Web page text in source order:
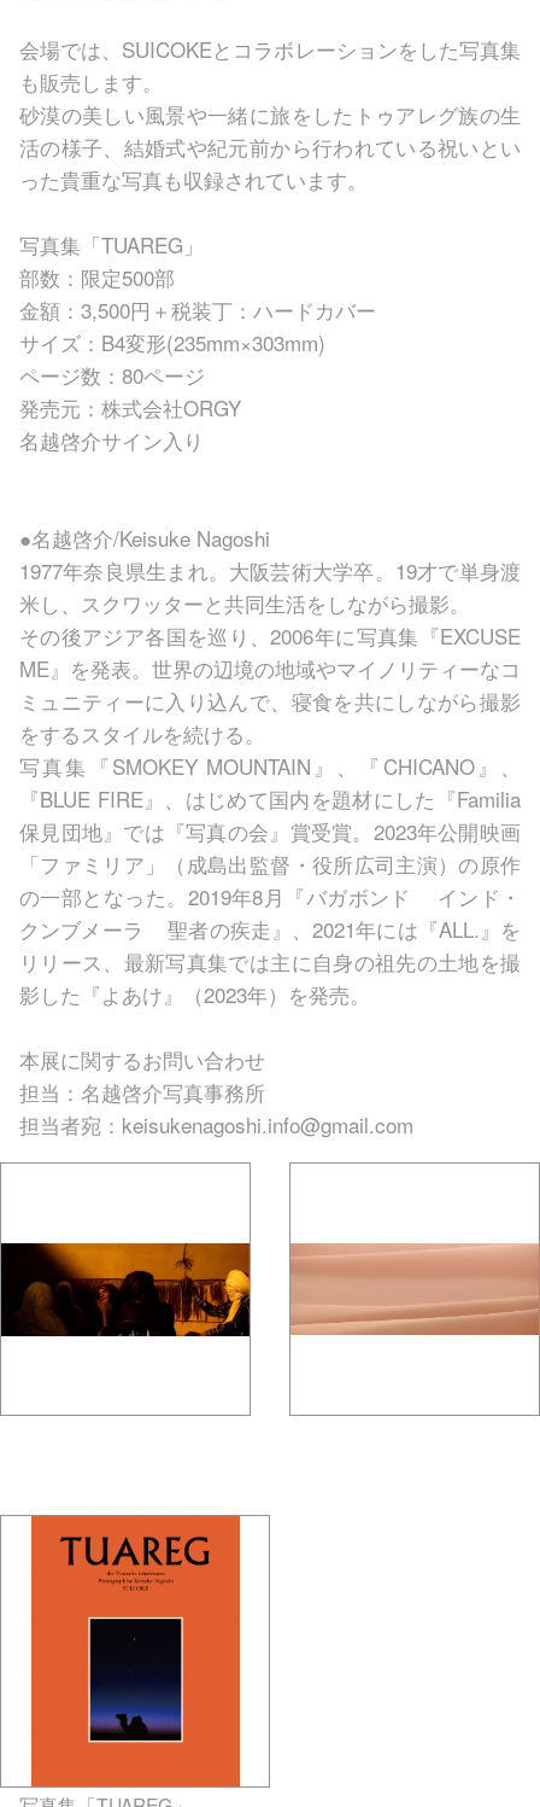
会場では、SUICOKEとコラボレーションをした写真集
も販売します。
砂漠の美しい風景や一緒に旅をしたトゥアレグ族の生
活の様子、結婚式や紀元前から行われている祝いとい
った貴重な写真も収録されています。
写真集「TUAREG」
部数：限定500部
⾦額：3,500円＋税装丁：ハードカバー
サイズ：B4変形(235mm×303mm)
ページ数：80ページ
発売元：株式会社ORGY
名越啓介サイン⼊り
●名越啓介/Keisuke Nagoshi
1977年奈良県⽣まれ。⼤阪芸術⼤学卒。19才で単⾝渡
⽶し、スクワッターと共同⽣活をしながら撮影。
その後アジア各国を巡り、2006年に写真集『EXCUSE
ME』を発表。世界の辺境の地域やマイノリティーなコ
ミュニティーに⼊り込んで、寝⾷を共にしながら撮影
をするスタイルを続ける。
写真集『SMOKEY MOUNTAIN』、『CHICANO』、
『BLUE FIRE』、はじめて国内を題材にした『Familia
保⾒団地』では『写真の会』賞受賞。2023年公開映画
「ファミリア」（成島出監督・役所広司主演）の原作
の⼀部となった。2019年8⽉『バガボンド インド・
クンブメーラ 聖者の疾⾛』、2021年には『ALL.』を
リリース、最新写真集では主に⾃⾝の祖先の⼟地を撮
影した『よあけ』（2023年）を発売。
本展に関するお問い合わせ
担当：名越啓介写真事務所
担当者宛： keisukenagoshi.info@gmail.com